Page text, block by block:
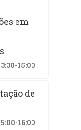
em
15:00
de
16:00